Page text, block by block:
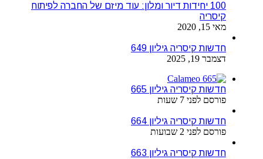
100 יחידות דיור ומלון: עוד מיזם של החברה לפיתוח
קיסריה
מאי 15, 2020
חדשות קיסריה גיליון 649
דצמבר 19, 2025
חדשות קיסריה גיליון 665
פורסם לפני 7 שעות
חדשות קיסריה גיליון 664
פורסם לפני 2 שבועות
חדשות קיסריה גיליון 663